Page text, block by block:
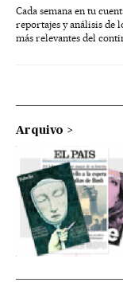
Cada semana en tu
reportajes y análisis de
más relevantes del
Arquivo